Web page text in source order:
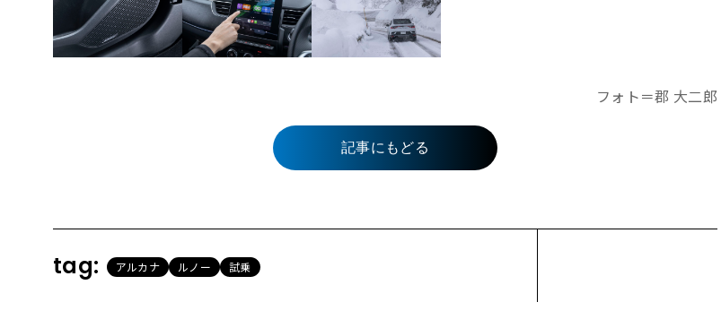
フォト＝郡 大二郎
記事にもどる
tag: アルカナ ルノー 試乗